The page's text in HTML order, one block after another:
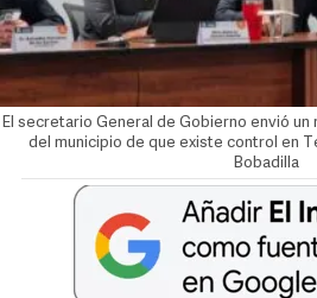
El secretario General de Gobierno envió un
del municipio de que existe control en
Bobadilla